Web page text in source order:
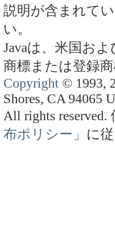
説明が含まれて
い。
Javaは、米国お
商標または登録商
Copyright © 1993,
Shores, CA 94065
All rights reserved.
布ポリシー」 に